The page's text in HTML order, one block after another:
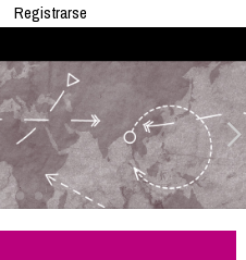
Registrarse